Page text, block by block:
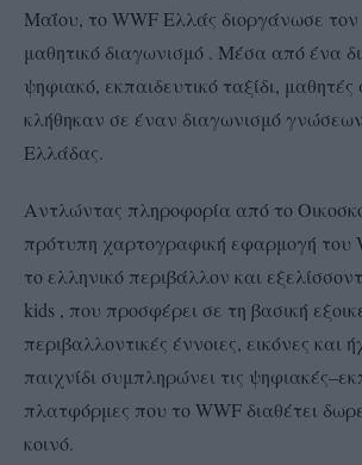
Μαΐου, το WWF Ελλάς διοργάνωσε
μαθητικό διαγωνισμό . Μέσα από ένα
ψηφιακό, εκπαιδευτικό ταξίδι,
κλήθηκαν σε έναν διαγωνισμό
Ελλάδας.
Αντλώντας πληροφορία από το
πρότυπη χαρτογραφική εφαρμογή του
το ελληνικό περιβάλλον και
kids , που προσφέρει σε τη βασική
περιβαλλοντικές έννοιες, εικόνες και
παιχνίδι συμπληρώνει τις
πλατφόρμες που το WWF διαθέτει
κοινό.